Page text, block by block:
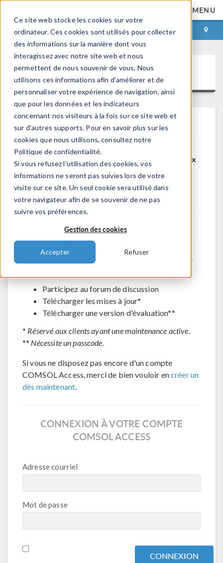
Ce site web stocke les cookies sur votre
ordinateur. Ces cookies sont utilisés pour collecter
des informations sur la manière dont vous
interagissez avec notre site web et nous
permettent de nous souvenir de vous. Nous
utilisons ces informations afin d'améliorer et de
personnaliser votre expérience de navigation, ainsi
que pour les données et les indicateurs
concernant nos visiteurs à la fois sur ce site web et
sur d'autres supports. Pour en savoir plus sur les
cookies que nous utilisons, consultez notre
Politique de confidentialité.
Si vous refusez l'utilisation des cookies, vos
informations ne seront pas suivies lors de votre
visite sur ce site. Un seul cookie sera utilisé dans
votre navigateur afin de se souvenir de ne pas
suivre vos préférences.
Gestion des cookies
Accepter Refuser
MENU
CONNEXION CONTACT
COMSOL Access
Bienvenue sur COMSOL Access
COMSOL Access est un service disponible aux
utilisateurs et contacts.
Bénéfices:
Modifier les informations de contact et de
Contacter le support technique
Voir les inscriptions aux évènements à venir
Accéder à COMSOL Exchange - partage de
Participez au forum de discussion
Télécharger les mises à jour*
Télécharger une version d'évaluation**
* Réservé aux clients ayant une maintenance active.
** Nécessite un passcode.
Si vous ne disposez pas encore d'un compte
COMSOL Access, merci de bien vouloir encréer un
dès maintenant.
CONNEXION À VOTRE COMPTE
COMSOL ACCESS
Adresse courriel
Mot de passe